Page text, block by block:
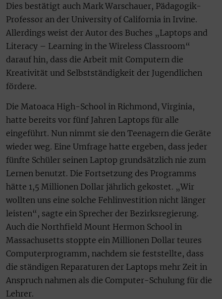
Dies bestätigt auch Mark Warschauer, Pädagogik-
Professor an der University of California in Irvine.
Allerdings weist der Autor des Buches „Laptops and
Literacy – Learning in the Wireless Classroom“
darauf hin, dass die Arbeit mit Computern die
Kreativität und Selbstständigkeit der Jugendlichen
fördere.
Die Matoaca High-School in Richmond, Virginia,
hatte bereits vor fünf Jahren Laptops für alle
eingeführt. Nun nimmt sie den Teenagern die Geräte
wieder weg. Eine Umfrage hatte ergeben, dass jeder
fünfte Schüler seinen Laptop grundsätzlich nie zum
Lernen benutzt. Die Fortsetzung des Programms
hätte 1,5 Millionen Dollar jährlich gekostet. „Wir
wollten uns eine solche Fehlinvestition nicht länger
leisten“, sagte ein Sprecher der Bezirksregierung.
Auch die Northfield Mount Hermon School in
Massachusetts stoppte ein Millionen Dollar teures
Computerprogramm, nachdem sie feststellte, dass
die ständigen Reparaturen der Laptops mehr Zeit in
Anspruch nahmen als die Computer-Schulung für die
Lehrer.